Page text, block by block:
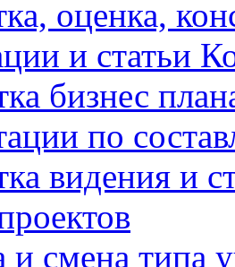
оценка,
и статьи
бизнес
по
видения и
и смена типа